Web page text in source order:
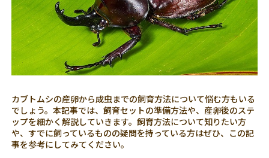
カブトムシの産卵から成虫までの飼育方法について悩む方もいる
でしょう。本記事では、飼育セットの準備方法や、産卵後のステ
ップを細かく解説していきます。飼育方法について知りたい方
や、すでに飼っているものの疑問を持っている方はぜひ、この記
事を参考にしてみてください。